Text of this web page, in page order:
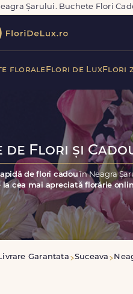
Șarului. Buchete Flori
floraleFlori de LuxFlori
de Flori și
de flori cadou în Neagra
cea mai apreciată florărie
Garantata Suceava